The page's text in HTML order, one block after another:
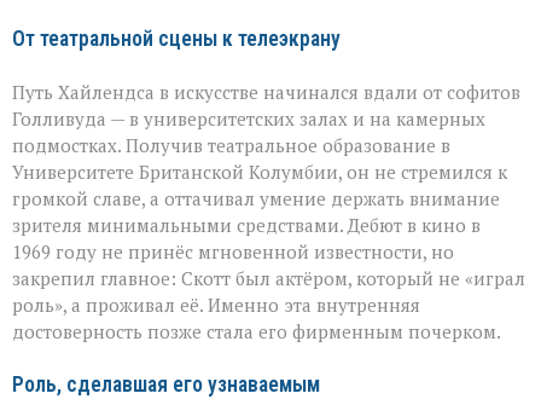
От театральной сцены к телеэкрану
Путь Хайлендса в искусстве начинался вдали от софитов
Голливуда — в университетских залах и на камерных
подмостках. Получив театральное образование в
Университете Британской Колумбии, он не стремился к
громкой славе, а оттачивал умение держать внимание
зрителя минимальными средствами. Дебют в кино в
1969 году не принёс мгновенной известности, но
закрепил главное: Скотт был актёром, который не «играл
роль», а проживал её. Именно эта внутренняя
достоверность позже стала его фирменным почерком.
Роль, сделавшая его узнаваемым